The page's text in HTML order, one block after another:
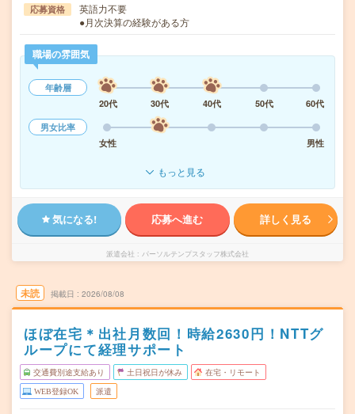
応募資格
英語力不要
●月次決算の経験がある方
職場の雰囲気
年齢層
20代
30代 40代 50代
60代
男女比率
女性
男性
もっと見る
気になる! 応募へ進む 詳しく見る
派遣会社 パーソルテンプスタッフ株式会社
未読 掲載日 2026/08/08
ほぼ在宅＊出社月数回！時給2630円！NTTグ
ループにて経理サポート
交通費別途支給あり 土日祝日が休み 在宅・リモート
WEB登録OK 派遣